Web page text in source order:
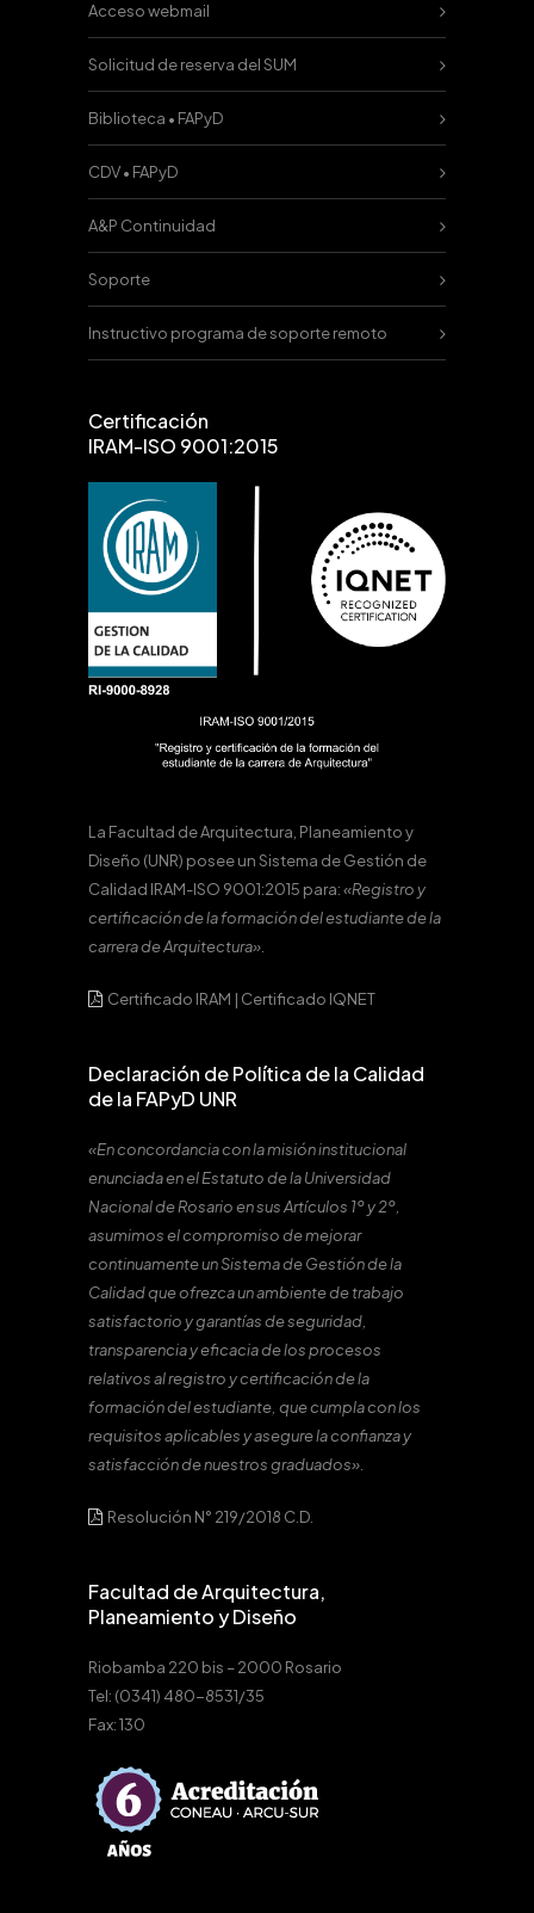
Acceso webmail
Solicitud de reserva del SUM
Biblioteca • FAPyD
CDV • FAPyD
A&P Continuidad
Soporte
Instructivo programa de soporte remoto
Certificación
IRAM-ISO 9001:2015
La Facultad de Arquitectura, Planeamiento y
Diseño (UNR) posee un Sistema de Gestión de
Calidad IRAM-ISO 9001:2015 para:«Registro y
certificación de la formación del estudiante de la
carrera de Arquitectura».
Certificado IRAM | Certificado IQNET
Declaración de Política de la Calidad
de la FAPyD UNR
«En concordancia con la misión institucional
enunciada en el Estatuto de la Universidad
Nacional de Rosario en sus Artículos 1º y 2º,
asumimos el compromiso de mejorar
continuamente un Sistema de Gestión de la
Calidad que ofrezca un ambiente de trabajo
satisfactorio y garantías de seguridad,
transparencia y eficacia de los procesos
relativos al registro y certificación de la
formación del estudiante, que cumpla con los
requisitos aplicables y asegure la confianza y
satisfacción de nuestros graduados».
Resolución N° 219/2018 C.D.
Facultad de Arquitectura,
Planeamiento y Diseño
Riobamba 220 bis – 2000 Rosario
Tel: (0341) 480-8531/35
Fax: 130